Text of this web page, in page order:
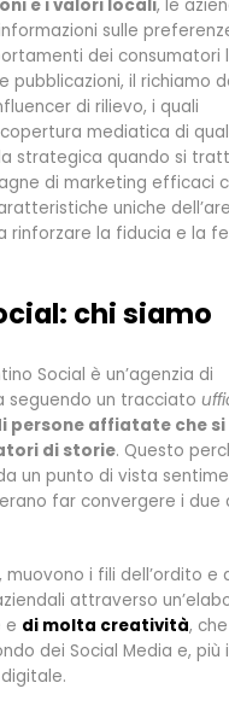
e i valori locali, le
sulle
dei consumatori
pubblicazioni, il richiamo
di rilievo, i quali
mediatica di
strategica quando si
di marketing efficaci
uniche
rinforzare la fiducia e la
chi siamo
Social è un’agenzia di
seguendo un tracciato
persone affiatate che si
di storie. Questo
un punto di vista
far convergere i due
i fili dell’ordito e
attraverso
e di molta creatività,
dei Social Media e, più